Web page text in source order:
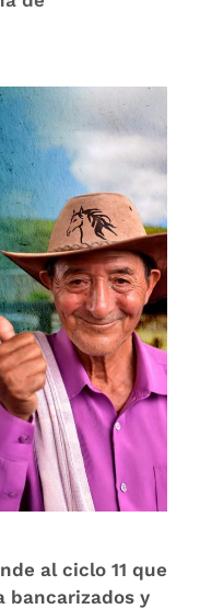
al ciclo 11 que
bancarizados y